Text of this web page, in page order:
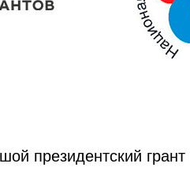
президентский